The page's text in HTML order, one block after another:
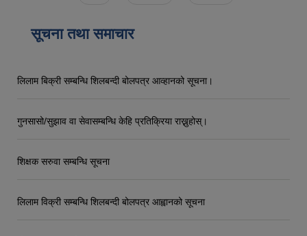
सूचना तथा समाचार
लिलाम बिक्री सम्बन्धि शिलबन्दी बोलपत्र आव्हानको सूचना।
गुनसासो/सुझाव वा सेवासम्बन्धि केहि प्रतिक्रिया राख्नुहोस्।
शिक्षक सरुवा सम्बन्धि सूचना
लिलाम विक्री सम्बन्धि शिलबन्दी बोलपत्र आह्वानको सूचना